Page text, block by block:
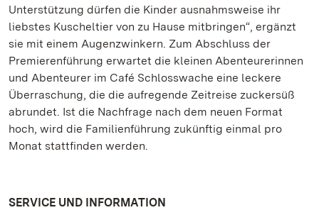
Unterstützung dürfen die Kinder ausnahmsweise ihr
liebstes Kuscheltier von zu Hause mitbringen“, ergänzt
sie mit einem Augenzwinkern. Zum Abschluss der
Premierenführung erwartet die kleinen Abenteurerinnen
und Abenteurer im Café Schlosswache eine leckere
Überraschung, die die aufregende Zeitreise zuckersüß
abrundet. Ist die Nachfrage nach dem neuen Format
hoch, wird die Familienführung zukünftig einmal pro
Monat stattfinden werden.
SERVICE UND INFORMATION